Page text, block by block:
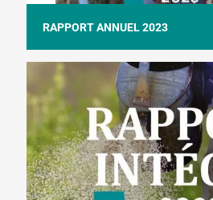
RAPPORT ANNUEL 2023